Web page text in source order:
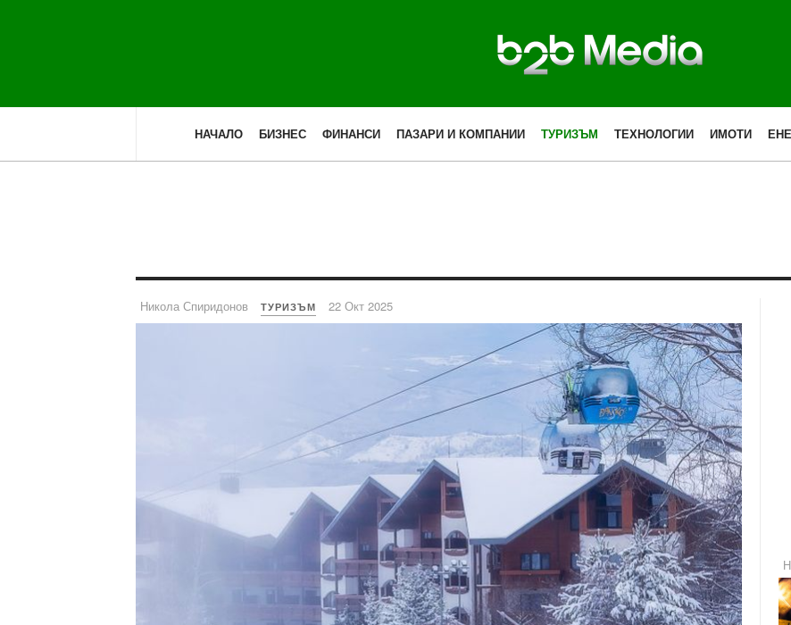
НАЧАЛО БИЗНЕС ФИНАНСИ ПАЗАРИ И КОМПАНИИ ТУРИЗЪМ ТЕХНОЛОГИИ ИМОТИ
Никола Спиридонов ТУРИЗЪМ 22 Окт 2025